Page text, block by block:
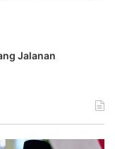
Jalanan